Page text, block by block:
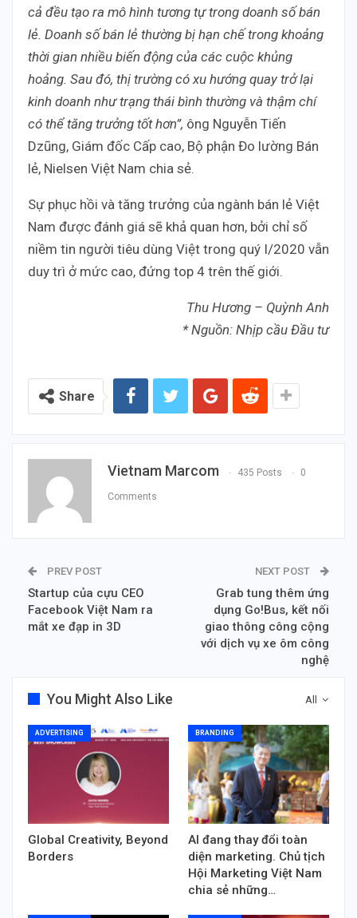
cả đều tạo ra mô hình tương tự trong doanh số bán
lẻ. Doanh số bán lẻ thường bị hạn chế trong khoảng
thời gian nhiều biến động của các cuộc khủng
hoảng. Sau đó, thị trường có xu hướng quay trở lại
kinh doanh như trạng thái bình thường và thậm chí
có thể tăng trưởng tốt hơn”, ông Nguyễn Tiến
Dzũng, Giám đốc Cấp cao, Bộ phận Đo lường Bán
lẻ, Nielsen Việt Nam chia sẻ.
Sự phục hồi và tăng trưởng của ngành bán lẻ Việt
Nam được đánh giá sẽ khả quan hơn, bởi chỉ số
niềm tin người tiêu dùng Việt trong quý I/2020 vẫn
duy trì ở mức cao, đứng top 4 trên thế giới.
Thu Hương – Quỳnh Anh
* Nguồn: Nhịp cầu Đầu tư
Share
Vietnam Marcom 435 Posts 0
Comments
PREV POST
Startup của cựu CEO
Facebook Việt Nam ra
mắt xe đạp in 3D
NEXT POST
Grab tung thêm ứng
dụng Go!Bus, kết nối
giao thông công cộng
với dịch vụ xe ôm công
nghệ
All
You Might Also Like
ADVERTISING
Global Creativity, Beyond
Borders
BRANDING
AI đang thay đổi toàn
diện marketing. Chủ tịch
Hội Marketing Việt Nam
chia sẻ những…